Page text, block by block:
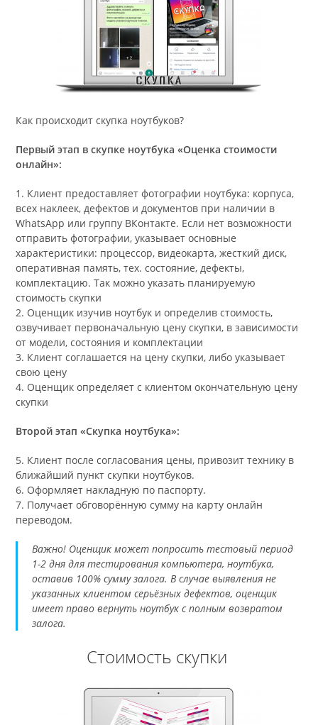
Как происходит скупка ноутбуков?
Первый этап в скупке ноутбука «Оценка стоимости
онлайн»:
1. Клиент предоставляет фотографии ноутбука: корпуса,
всех наклеек, дефектов и документов при наличии в
WhatsApp или группу ВКонтакте. Если нет возможности
отправить фотографии, указывает основные
характеристики: процессор, видеокарта, жесткий диск,
оперативная память, тех. состояние, дефекты,
комплектацию. Так можно указать планируемую
стоимость скупки
2. Оценщик изучив ноутбук и определив стоимость,
озвучивает первоначальную цену скупки, в зависимости
от модели, состояния и комплектации
3. Клиент соглашается на цену скупки, либо указывает
свою цену
4. Оценщик определяет с клиентом окончательную цену
скупки
Второй этап «Скупка ноутбука»:
5. Клиент после согласования цены, привозит технику в
ближайший пункт скупки ноутбуков.
6. Оформляет накладную по паспорту.
7. Получает обговорённую сумму на карту онлайн
переводом.
Важно! Оценщик может попросить тестовый период
1-2 дня для тестирования компьютера, ноутбука,
оставив 100% сумму залога. В случае выявления не
указанных клиентом серьёзных дефектов, оценщик
имеет право вернуть ноутбук с полным возвратом
залога.
Стоимость скупки